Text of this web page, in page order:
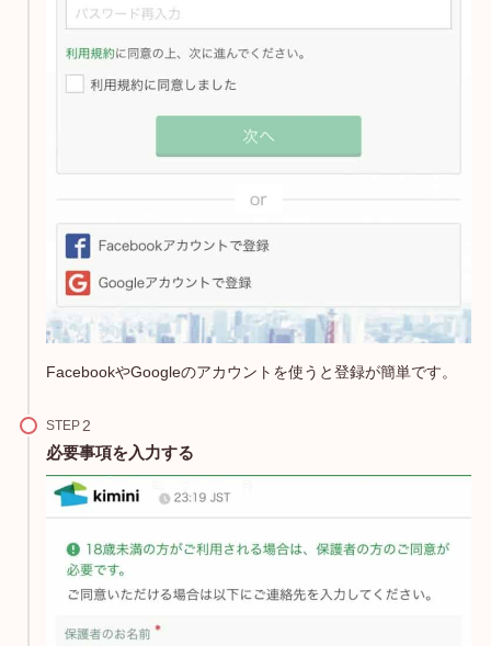
FacebookやGoogleのアカウントを使うと登録が簡単です。
STEP
必要事項を入力する